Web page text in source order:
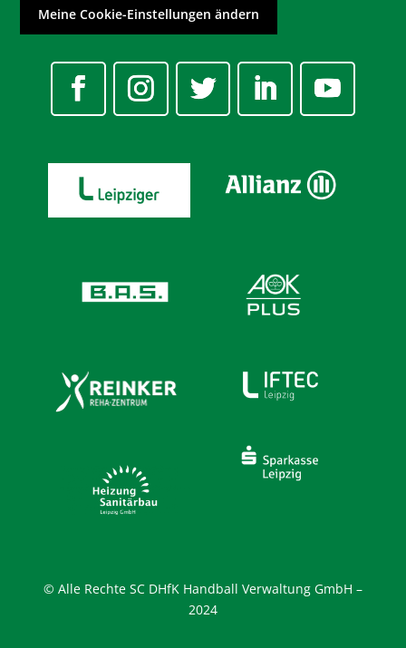
Meine Cookie-Einstellungen ändern
© Alle Rechte SC DHfK Handball Verwaltung GmbH –
2024